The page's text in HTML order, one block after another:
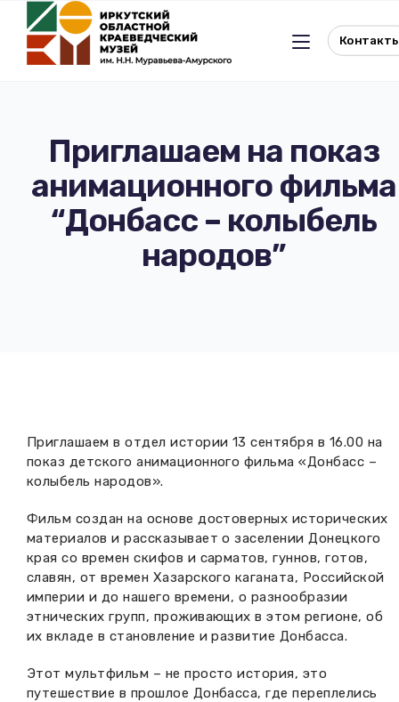
Льготное посещение музея
Независимая оценка
Новости
Прейскурант
Фонды и коллекции
Отдел истории
Музей В.Г. Распутина
Научно-фондовый отдел
Мемориальный дом А.М. Тюрюмина
Повышение квалификации
Передвижные выставки
Отчетность
Профессиональные мероприятия
Приглашаем на показ
анимационного фильма
“Донбасс – колыбель
народов”
Приглашаем в отдел истории 13 сентября в 16.00 на
показ детского анимационного фильма «Донбасс –
колыбель народов».
Фильм создан на основе достоверных исторических
материалов и рассказывает о заселении Донецкого
края со времен скифов и сарматов, гуннов, готов,
славян, от времен Хазарского каганата, Российской
империи и до нашего времени, о разнообразии
этнических групп, проживающих в этом регионе, об
их вкладе в становление и развитие Донбасса.
Этот мультфильм – не просто история, это
путешествие в прошлое Донбасса, где переплелись